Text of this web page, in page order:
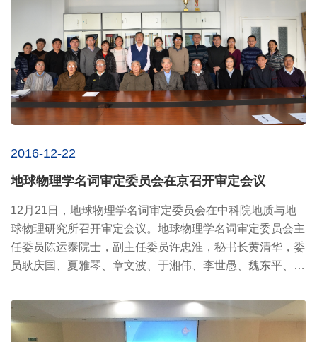
2016-12-22
地球物理学名词审定委员会在京召开审定会议
12月21日，地球物理学名词审定委员会在中科院地质与地
球物理研究所召开审定会议。地球物理学名词审定委员会主
任委员陈运泰院士，副主任委员许忠淮，秘书长黄清华，委
员耿庆国、夏雅琴、章文波、于湘伟、李世愚、魏东平、孙